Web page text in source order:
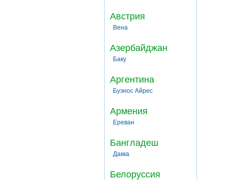
Австрия
Вена
Азербайджан
Баку
Аргентина
Буэнос Айрес
Армения
Ереван
Бангладеш
Дакка
Белоруссия